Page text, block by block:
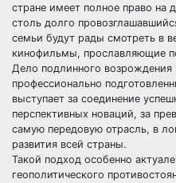
стране имеет полное право на
столь долго
семьи будут рады смотреть в
кинофильмы, прославляющие
Дело подлинного возрождения
профессионально
выступает за соединение
перспективных новаций, за
самую передовую отрасль, в
развития всей страны.
Такой подход особенно
геополитического